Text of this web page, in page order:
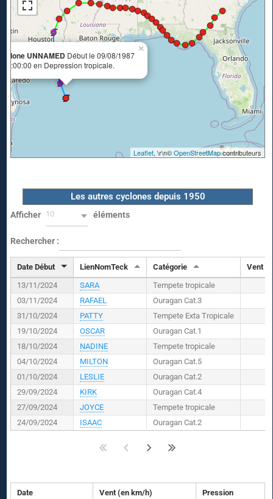
UNNAMED Début le 09/08/1987
12:00:00 en Depression tropicale.
×
Leaflet, \r\n©OpenStreetMapcontributeurs
Les autres cyclones depuis 1950
Afficher 10 éléments
Rechercher :
Date Début LienNomTeck Catégorie Vent (
13/11/2024
SARA
Tempete tropicale
03/11/2024
RAFAEL
Ouragan Cat.3
31/10/2024
PATTY
Tempete Exta Tropicale
19/10/2024
OSCAR
Ouragan Cat.1
18/10/2024
NADINE
Tempete tropicale
04/10/2024
MILTON
Ouragan Cat.5
01/10/2024
LESLIE
Ouragan Cat.2
29/09/2024
KIRK
Ouragan Cat.4
27/09/2024
JOYCE
Tempete tropicale
24/09/2024
ISAAC Ouragan Cat.2
Date Vent (en km/h)
Pression